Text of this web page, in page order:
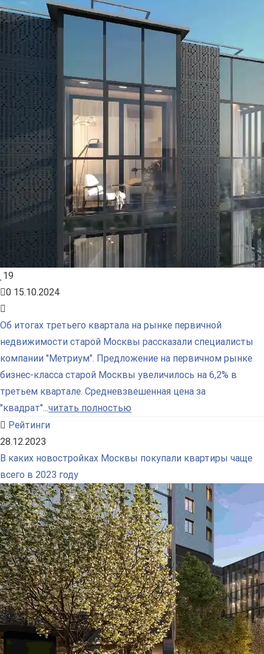
19
0 15.10.2024
Об итогах третьего квартала на рынке первичной
недвижимости старой Москвы рассказали специалисты
компании "Метриум". Предложение на первичном рынке
бизнес-класса старой Москвы увеличилось на 6,2% в
третьем квартале. Средневзвешенная цена за
"квадрат"...читать полностью
Рейтинги
28.12.2023
В каких новостройках Москвы покупали квартиры чаще
всего в 2023 году